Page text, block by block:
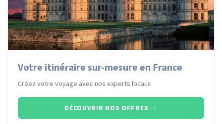
Votre itinéraire sur-mesure en France
Créez votre voyage avec nos experts locaux
DÉCOUVRIR NOS OFFRES →